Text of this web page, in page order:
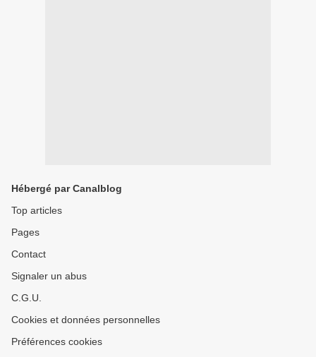
Hébergé par Canalblog
Top articles
Pages
Contact
Signaler un abus
C.G.U.
Cookies et données personnelles
Préférences cookies